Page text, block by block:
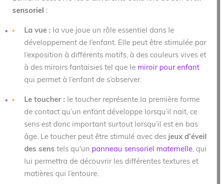
sensoriel :
La vue : la vue joue un rôle essentiel dans le
développement de l’enfant. Elle peut être stimulée par
l’exposition à différents motifs, à des couleurs vives et
à des miroirs fantaisies tel que le miroir pour enfant
qui permet à l’enfant de s’observer.
Le toucher : le toucher représente la première forme
de contact qu’un enfant développe lorsqu’il nait, ce
sens est donc important surtout lorsqu’il est en bas
âge. Le toucher peut être stimulé avec des jeux d’éveil
des sens tels qu'un panneau sensoriel maternelle, qui
lui permettra de découvrir les différentes textures et
matières qui l’entoure.